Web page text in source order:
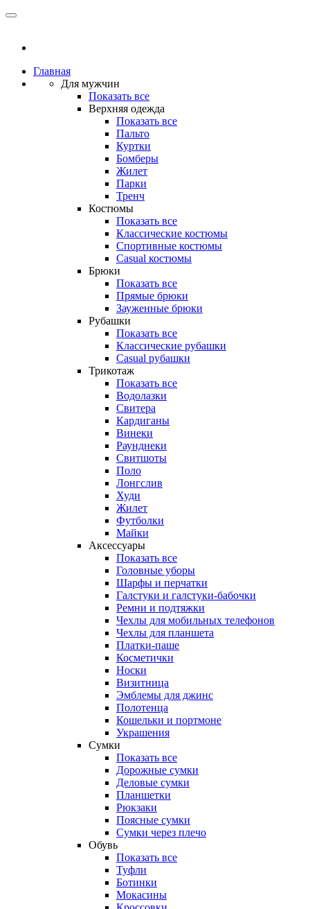
Главная
Для мужчин
Показать все
Верхняя одежда
Показать все
Пальто
Куртки
Бомберы
Жилет
Парки
Тренч
Костюмы
Показать все
Классические костюмы
Спортивные костюмы
Casual костюмы
Брюки
Показать все
Прямые брюки
Зауженные брюки
Рубашки
Показать все
Классические рубашки
Casual рубашки
Трикотаж
Показать все
Водолазки
Свитера
Кардиганы
Винеки
Раунднеки
Свитшоты
Поло
Лонгслив
Худи
Жилет
Футболки
Майки
Аксессуары
Показать все
Головные уборы
Шарфы и перчатки
Галстуки и галстуки-бабочки
Ремни и подтяжки
Чехлы для мобильных телефонов
Чехлы для планшета
Платки-паше
Косметички
Носки
Визитница
Эмблемы для джинс
Полотенца
Кошельки и портмоне
Украшения
Сумки
Показать все
Дорожные сумки
Деловые сумки
Планшетки
Рюкзаки
Поясные сумки
Сумки через плечо
Обувь
Показать все
Туфли
Ботинки
Мокасины